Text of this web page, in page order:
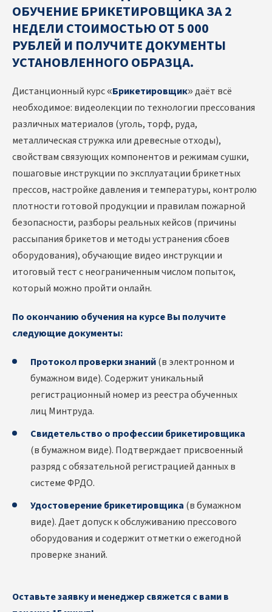
ОБУЧЕНИЕ БРИКЕТИРОВЩИКА ЗА 2
НЕДЕЛИ СТОИМОСТЬЮ ОТ 5 000
РУБЛЕЙ И ПОЛУЧИТЕ ДОКУМЕНТЫ
УСТАНОВЛЕННОГО ОБРАЗЦА.
Дистанционный курс «Брикетировщик» даёт всё
необходимое: видеолекции по технологии прессования
различных материалов (уголь, торф, руда,
металлическая стружка или древесные отходы),
свойствам связующих компонентов и режимам сушки,
пошаговые инструкции по эксплуатации брикетных
прессов, настройке давления и температуры, контролю
плотности готовой продукции и правилам пожарной
безопасности, разборы реальных кейсов (причины
рассыпания брикетов и методы устранения сбоев
оборудования), обучающие видео инструкции и
итоговый тест с неограниченным числом попыток,
который можно пройти онлайн.
По окончанию обучения на курсе Вы получите
следующие документы:
Протокол проверки знаний(в электронном и
бумажном виде). Содержит уникальный
регистрационный номер из реестра обученных
лиц Минтруда.
Свидетельство о профессии брикетировщика
(в бумажном виде). Подтверждает присвоенный
разряд с обязательной регистрацией данных в
системе ФРДО.
Удостоверение брикетировщика (в бумажном
виде). Дает допуск к обслуживанию прессового
оборудования и содержит отметки о ежегодной
проверке знаний.
Оставьте заявку и менеджер свяжется с вами в